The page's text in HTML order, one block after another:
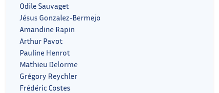
Odile Sauvaget
Jésus Gonzalez-Bermejo
Amandine Rapin
Arthur Pavot
Pauline Henrot
Mathieu Delorme
Grégory Reychler
Frédéric Costes